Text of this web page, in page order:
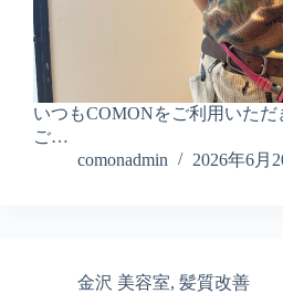
いつもCOMONをご利用いただ
ご…
comonadmin
2026年6月
金沢 美容室, 髪質改善